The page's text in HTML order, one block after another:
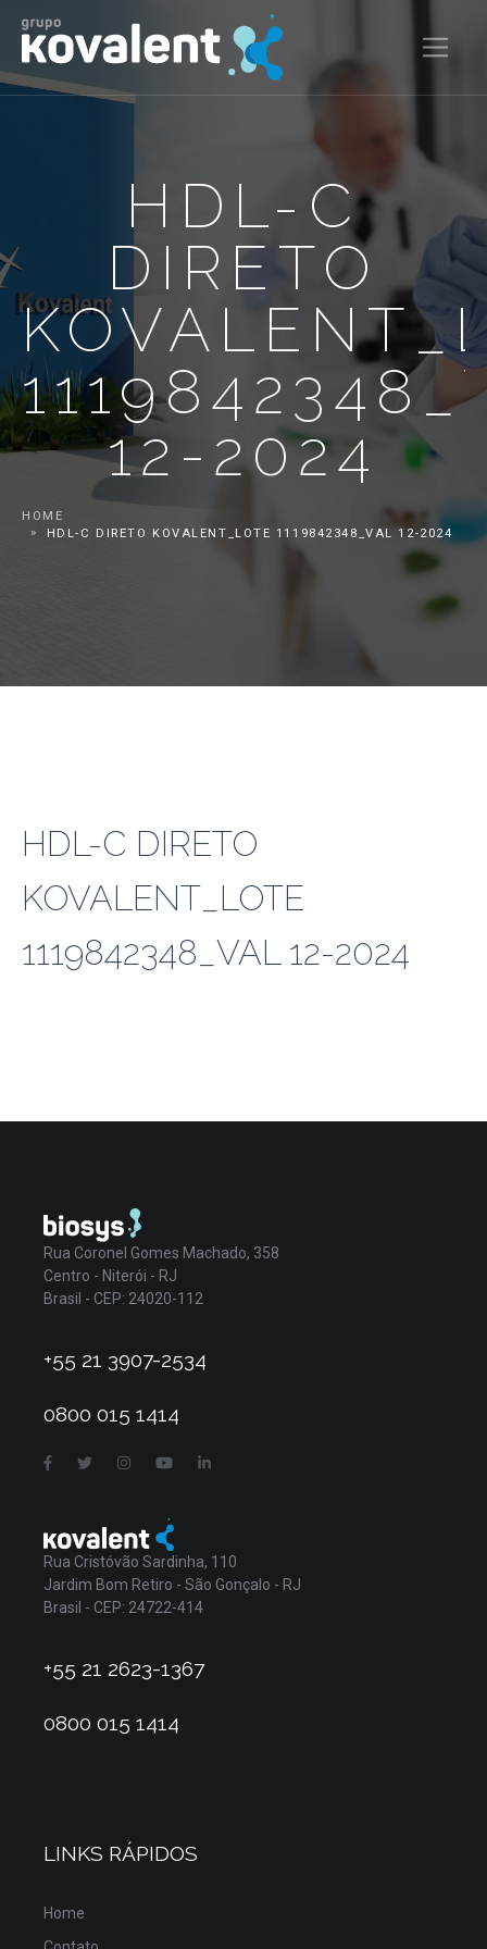
HDL-C
DIRETO
12-2024
HOME
HDL-C DIRETO KOVALENT_LOTE 1119842348_VAL 12-2024
HDL-C DIRETO
KOVALENT_LOTE
1119842348_VAL 12-2024
Rua Coronel Gomes Machado, 358
Centro - Niterói - RJ
Brasil - CEP: 24020-112
+55 21 3907-2534
0800 015 1414
Rua Cristóvão Sardinha, 110
Jardim Bom Retiro - São Gonçalo - RJ
Brasil - CEP: 24722-414
+55 21 2623-1367
0800 015 1414
LINKS RÁPIDOS
Home